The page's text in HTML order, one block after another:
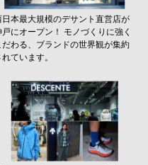
日本最大規模のデサント直営店が
戸にオープン！ モノづくりに強く
だわる、ブランドの世界観が集約
れています。